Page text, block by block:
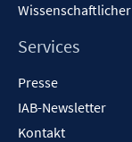
Services
Presse
IAB-Newsletter
Kontakt